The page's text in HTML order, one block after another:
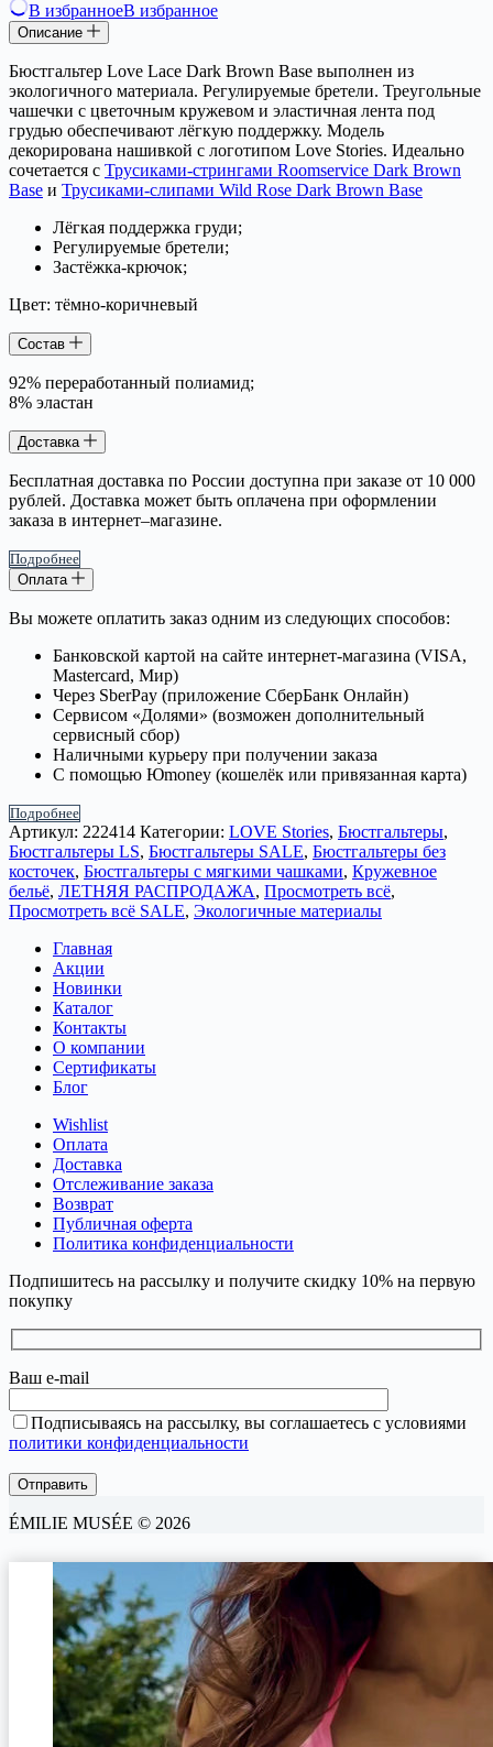
В избранноеВ избранное
Описание
Бюстгальтер Love Lace Dark Brown Base выполнен из
экологичного материала. Регулируемые бретели. Треугольные
чашечки с цветочным кружевом и эластичная лента под
грудью обеспечивают лёгкую поддержку. Модель
декорирована нашивкой с логотипом Love Stories. Идеально
сочетается с Трусиками-стрингами Roomservice Dark Brown
Base и Трусиками-слипами Wild Rose Dark Brown Base
Лёгкая поддержка груди;
Регулируемые бретели;
Застёжка-крючок;
Цвет: тёмно-коричневый
Состав
92% переработанный полиамид;
8% эластан
Доставка
Бесплатная доставка по России доступна при заказе от 10 000
рублей. Доставка может быть оплачена при оформлении
заказа в интернет–магазине.
Подробнее
Оплата
Вы можете оплатить заказ одним из следующих способов:
Банковской картой на сайте интернет-магазина (VISA,
Mastercard, Мир)
Через SberPay (приложение СберБанк Онлайн)
Сервисом «Долями» (возможен дополнительный
сервисный сбор)
Наличными курьеру при получении заказа
С помощью Юmoney (кошелёк или привязанная карта)
Подробнее
Артикул: 222414 Категории: LOVE Stories, Бюстгальтеры,
Бюстгальтеры LS, Бюстгальтеры SALE, Бюстгальтеры без
косточек, Бюстгальтеры с мягкими чашками, Кружевное
бельё, ЛЕТНЯЯ РАСПРОДАЖА, Просмотреть всё,
Просмотреть всё SALE, Экологичные материалы
Главная
Акции
Новинки
Каталог
Контакты
О компании
Сертификаты
Блог
Wishlist
Оплата
Доставка
Отслеживание заказа
Возврат
Публичная оферта
Политика конфиденциальности
Подпишитесь на рассылку и получите скидку 10% на первую
покупку
Ваш e-mail
Подписываясь на рассылку, вы соглашаетесь с условиями
политики конфиденциальности
ÉMILIE MUSÉE © 2026